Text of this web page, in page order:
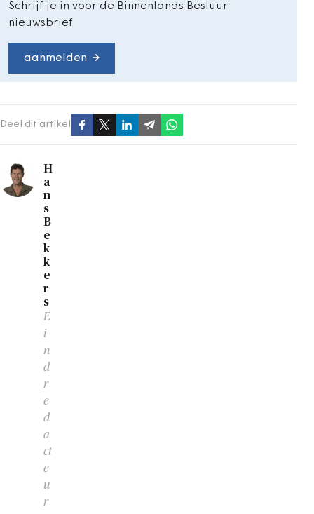
Schrijf je in voor de Binnenlands Bestuur
nieuwsbrief
aanmelden
Deel dit artikel
H
a
n
s
B
e
k
k
e
r
s
E
i
n
d
r
e
d
a
ct
e
u
r